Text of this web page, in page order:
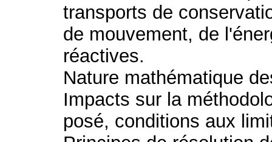
transports de
de mouvement, de
réactives.
Nature mathématique
Impacts sur la
posé, conditions aux